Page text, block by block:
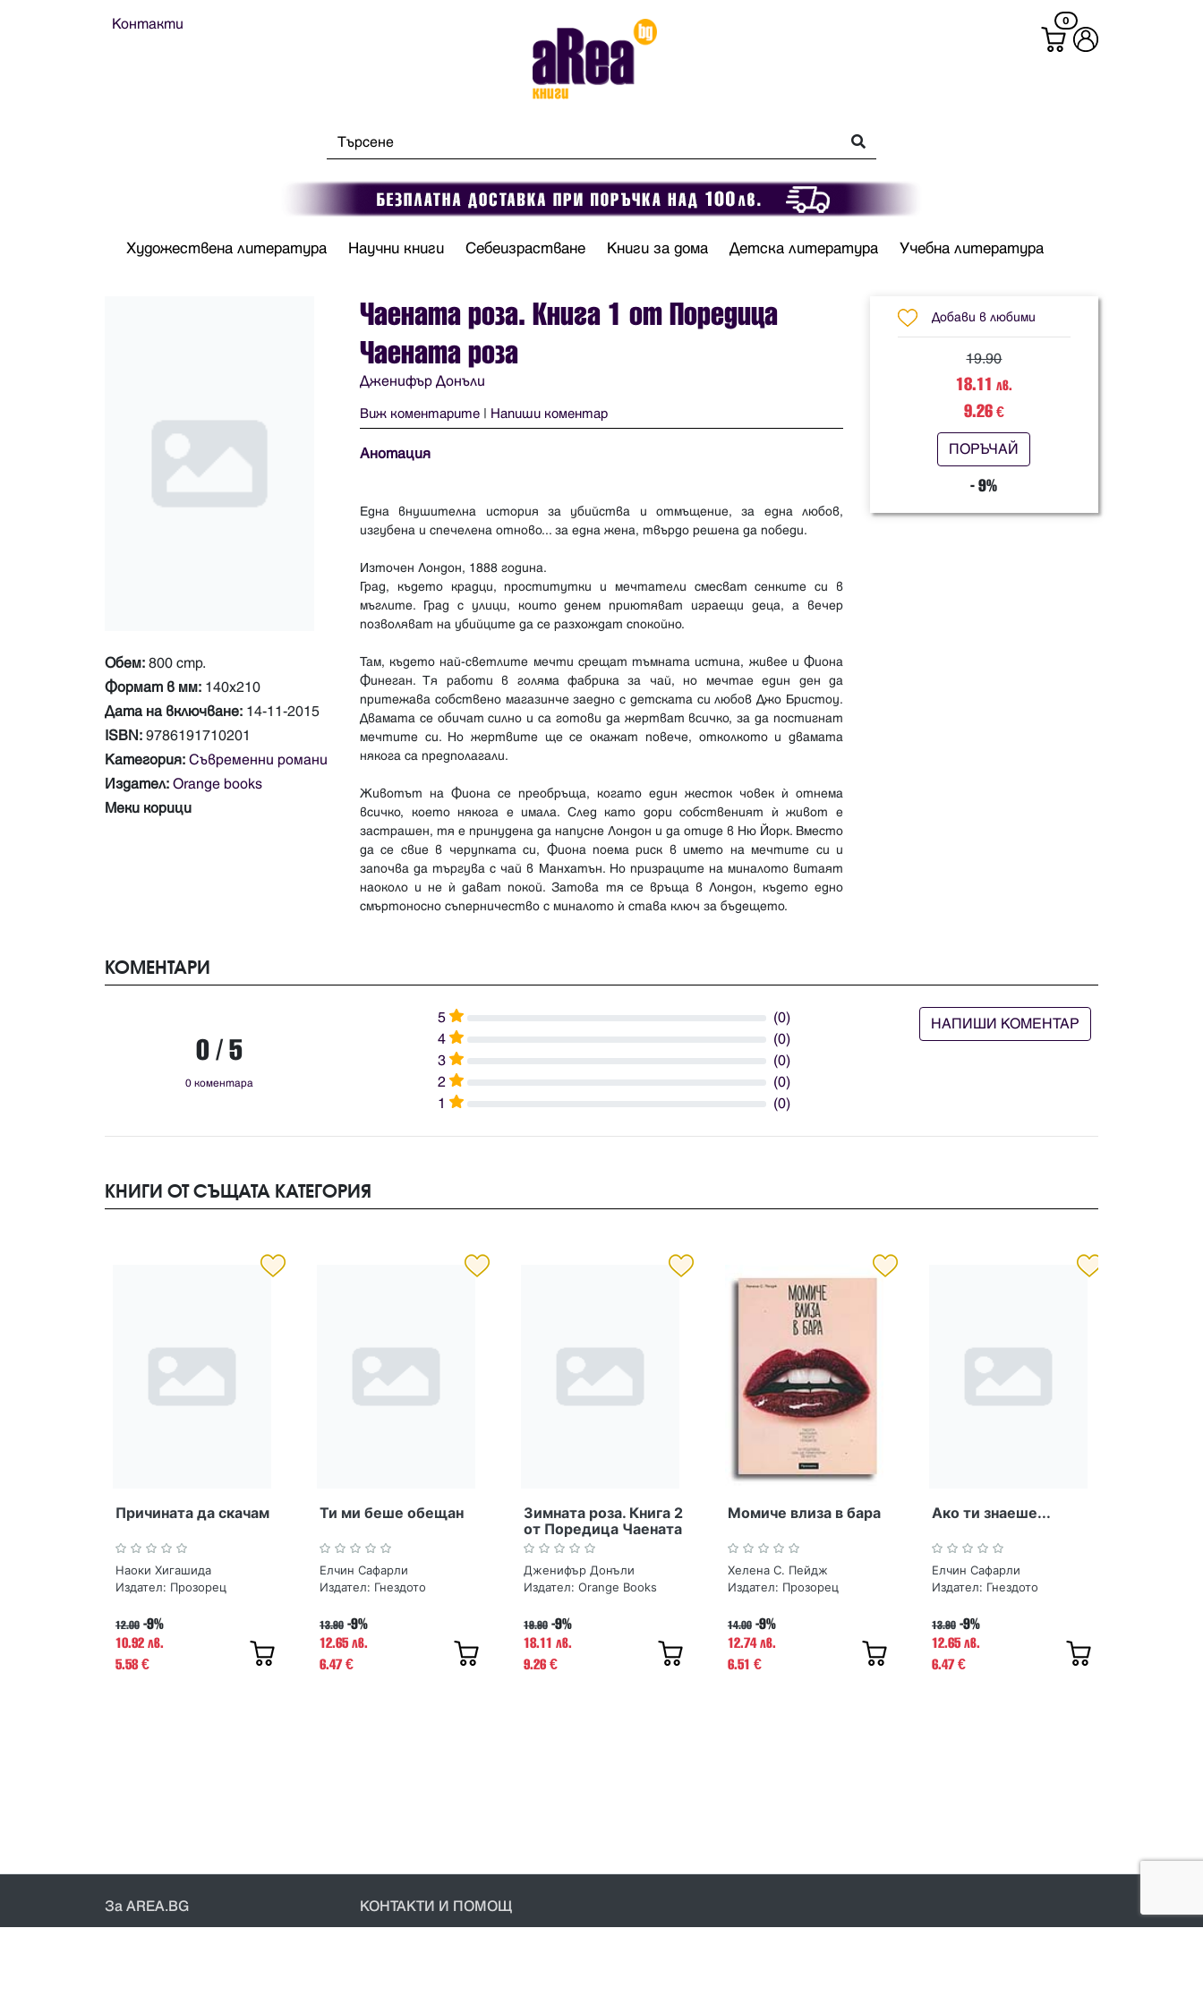
Контакти 0
Художествена литература Научни книги Себеизрастване Книги за дома Детска литература Учебна литература
Обем: 800 стр.
Формат в мм: 140х210
Дата на включване: 14-11-2015
ISBN: 9786191710201
Категория: Съвременни романи
Издател: Orange books
Меки корици
Чаената роза. Книга 1 от Поредица
Чаената роза
Дженифър Донъли
Виж коментарите | Напиши коментар
Анотация
Една внушителна история за убийства и отмъщение, за една любов,
изгубена и спечелена отново... за една жена, твърдо решена да победи.
Източен Лондон, 1888 година.
Град, където крадци, проститутки и мечтатели смесват сенките си в
мъглите. Град с улици, които денем приютяват играещи деца, а вечер
позволяват на убийците да се разхождат спокойно.
Там, където най-светлите мечти срещат тъмната истина, живее и Фиона
Финеган. Тя работи в голяма фабрика за чай, но мечтае един ден да
притежава собствено магазинче заедно с детската си любов Джо Бристоу.
Двамата се обичат силно и са готови да жертват всичко, за да постигнат
мечтите си. Но жертвите ще се окажат повече, отколкото и двамата
някога са предполагали.
Животът на Фиона се преобръща, когато един жесток човек ѝ отнема
всичко, което някога е имала. След като дори собственият ѝ живот е
застрашен, тя е принудена да напусне Лондон и да отиде в Ню Йорк. Вместо
да се свие в черупката си, Фиона поема риск в името на мечтите си и
започва да търгува с чай в Манхатън. Но призраците на миналото витаят
наоколо и не ѝ дават покой. Затова тя се връща в Лондон, където едно
смъртоносно съперничество с миналото ѝ става ключ за бъдещето.
Добави в любими
19.90
18.11 лв.
9.26€
ПОРЪЧАЙ
- 9%
КОМЕНТАРИ
0 / 5
0 коментара
5
(0)
4
(0)
3
(0)
2
(0)
1
(0)
НАПИШИ КОМЕНТАР
КНИГИ ОТ СЪЩАТА КАТЕГОРИЯ
Причината да скачам
Наоки Хигашида
Издател: Прозорец
12.00 -9%
10.92 лв.
5.58€
Ти ми беше обещан
Елчин Сафарли
Издател: Гнездото
13.90 -9%
12.65 лв.
6.47€
Зимната роза. Книга 2
от Поредица Чаената
роза
Дженифър Донъли
Издател: Orange Books
19.90 -9%
18.11 лв.
9.26 €
Момиче влиза в бара
Хелена С. Пейдж
Издател: Прозорец
14.00 -9%
12.74 лв.
6.51 €
Ако ти знаеше...
Елчин Сафарли
Издател: Гнездото
13.90 -9%
12.65 лв.
6.47€
За AREA.BG
КОНТАКТИ И ПОМОЩ